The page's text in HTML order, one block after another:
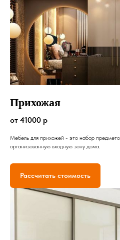
Прихожая
от 41000 р
Мебель для прихожей - это набор
организованную входную зону дома.
Рассчитать стоимость